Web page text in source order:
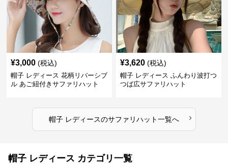
¥3,000 (税込)
帽子 レディース 花柄リバーシブ
ル あご紐付きサファリハット
¥3,620 (税込)
帽子 レディース ふんわり波打つ
つば広サファリハット
帽子 レディースのサファリハット一覧へ ›
帽子 レディース カテゴリ一覧